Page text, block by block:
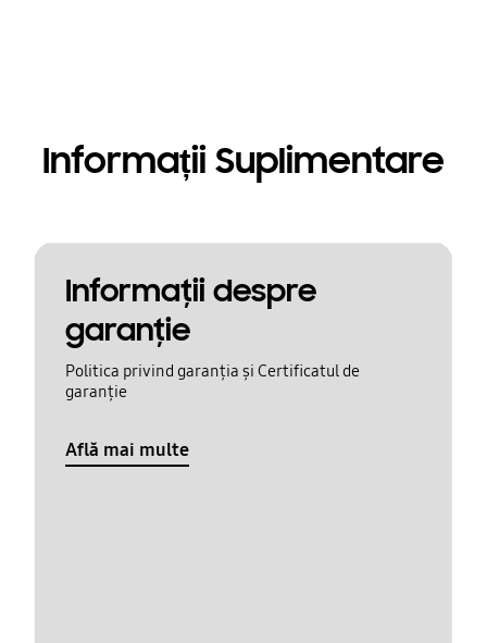
Informații Suplimentare
Informaţii despre
garanţie
Politica privind garanția și Certificatul de
garanție
Află mai multe